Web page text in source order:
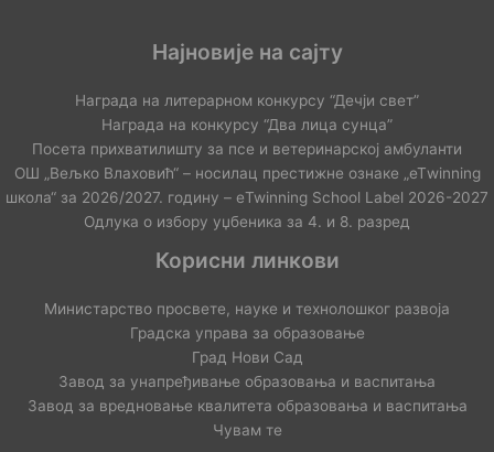
Најновије на сајту
Награда на литерарном конкурсу “Дечји свет”
Награда на конкурсу “Два лица сунца”
Посета прихватилишту за псе и ветеринарској амбуланти
ОШ „Вељко Влаховић“ – носилац престижне ознаке „еТwinning
школа“ за 2026/2027. годину – еTwinning School Label 2026-2027
Одлука о избору уџбеника за 4. и 8. разред
Корисни линкови
Министарство просвете, науке и технолошког развоја
Градска управа за образовање
Град Нови Сад
Завод за унапређивање образовања и васпитања
Завод за вредновање квалитета образовања и васпитања
Чувам те